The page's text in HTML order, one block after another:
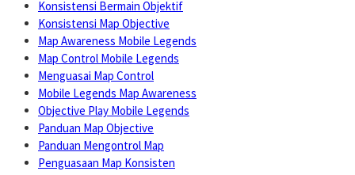
Konsistensi Bermain Objektif
Konsistensi Map Objective
Map Awareness Mobile Legends
Map Control Mobile Legends
Menguasai Map Control
Mobile Legends Map Awareness
Objective Play Mobile Legends
Panduan Map Objective
Panduan Mengontrol Map
Penguasaan Map Konsisten